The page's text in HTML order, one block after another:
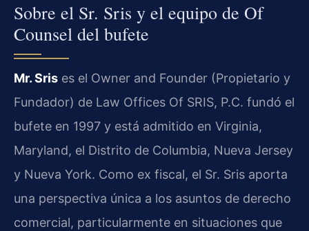
Sobre el Sr. Sris y el equipo de Of
Counsel del bufete
Mr. Sris es el Owner and Founder (Propietario y
Fundador) de Law Offices Of SRIS, P.C. fundó el
bufete en 1997 y está admitido en Virginia,
Maryland, el Distrito de Columbia, Nueva Jersey
y Nueva York. Como ex fiscal, el Sr. Sris aporta
una perspectiva única a los asuntos de derecho
comercial, particularmente en situaciones que